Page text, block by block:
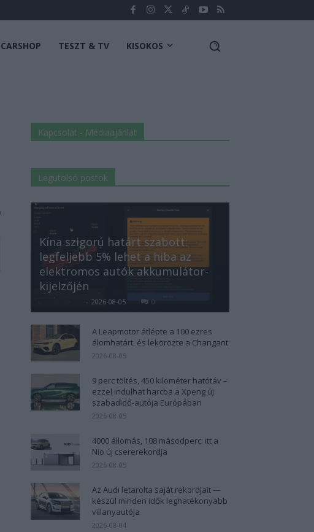
TESZT & TV KISOKOS
Kapcsolat - Médiaajánlat
Legutolsó postok
Kína szigorú határt szabott:
legfeljebb 5% lehet a hiba az
elektromos autók akkumulátor-
kijelzőjén
- 2026-08-05 0
A Leapmotor átlépte a 100 ezres
álomhatárt, és lekörözte a Changant
2026-08-05
9 perc töltés, 450 kilométer hatótáv –
ezzel indulhat harcba a Xpeng új
szabadidő-autója Európában
2026-08-05
4000 állomás, 108 másodperc: itt a
Nio új csererekordja
2026-08-05
Az Audi letarolta saját rekordjait —
készül minden idők leghatékonyabb
villanyautója
2026-08-04